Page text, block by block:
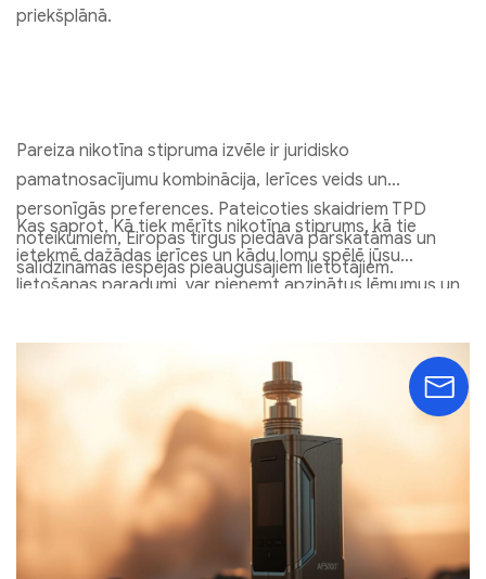
priekšplānā.
Pareiza nikotīna stipruma izvēle ir juridisko
pamatnosacījumu kombinācija, Ierīces veids un
personīgās preferences. Pateicoties skaidriem TPD
noteikumiem, Eiropas tirgus piedāvā pārskatāmas un
salīdzināmas iespējas pieaugušajiem lietotājiem.
Kas saprot, Kā tiek mērīts nikotīna stiprums, kā tie
ietekmē dažādas ierīces un kādu lomu spēlē jūsu
lietošanas paradumi, var pieņemt apzinātus lēmumus un